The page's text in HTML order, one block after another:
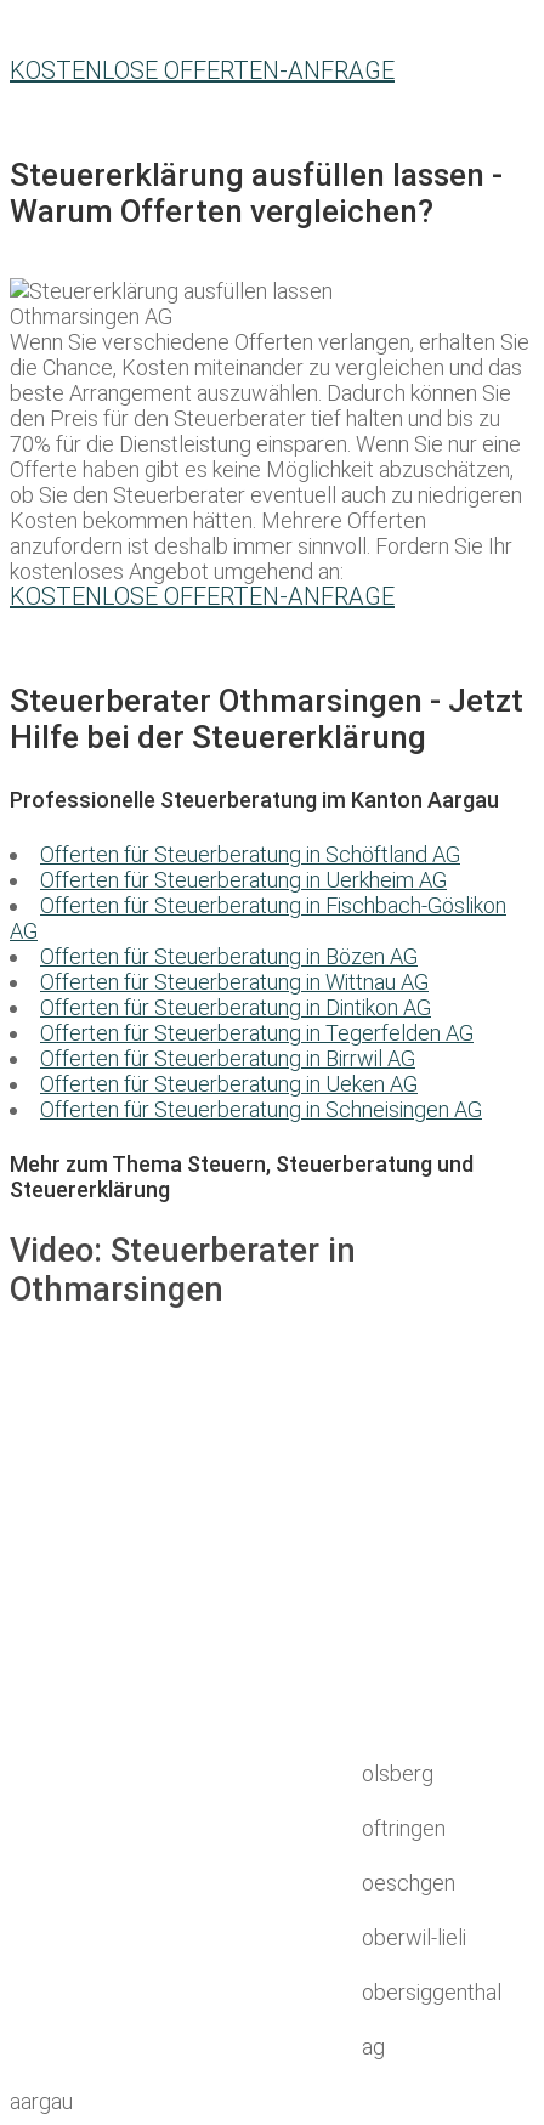
KOSTENLOSE OFFERTEN-ANFRAGE
Steuererklärung ausfüllen lassen -
Warum Offerten vergleichen?
Wenn Sie verschiedene Offerten verlangen, erhalten Sie
die Chance, Kosten miteinander zu vergleichen und das
beste Arrangement auszuwählen. Dadurch können Sie
den Preis für den Steuerberater tief halten und bis zu
70% für die Dienstleistung einsparen. Wenn Sie nur eine
Offerte haben gibt es keine Möglichkeit abzuschätzen,
ob Sie den Steuerberater eventuell auch zu niedrigeren
Kosten bekommen hätten. Mehrere Offerten
anzufordern ist deshalb immer sinnvoll. Fordern Sie Ihr
kostenloses Angebot umgehend an:
KOSTENLOSE OFFERTEN-ANFRAGE
Steuerberater Othmarsingen - Jetzt
Hilfe bei der Steuererklärung
Professionelle Steuerberatung im Kanton Aargau
Offerten für Steuerberatung in Schöftland AG
Offerten für Steuerberatung in Uerkheim AG
Offerten für Steuerberatung in Fischbach-Göslikon
AG
Offerten für Steuerberatung in Bözen AG
Offerten für Steuerberatung in Wittnau AG
Offerten für Steuerberatung in Dintikon AG
Offerten für Steuerberatung in Tegerfelden AG
Offerten für Steuerberatung in Birrwil AG
Offerten für Steuerberatung in Ueken AG
Offerten für Steuerberatung in Schneisingen AG
Mehr zum Thema Steuern, Steuerberatung und
Steuererklärung
Video: Steuerberater in
Othmarsingen
olsberg
oftringen
oeschgen
oberwil-lieli
obersiggenthal
ag
aargau